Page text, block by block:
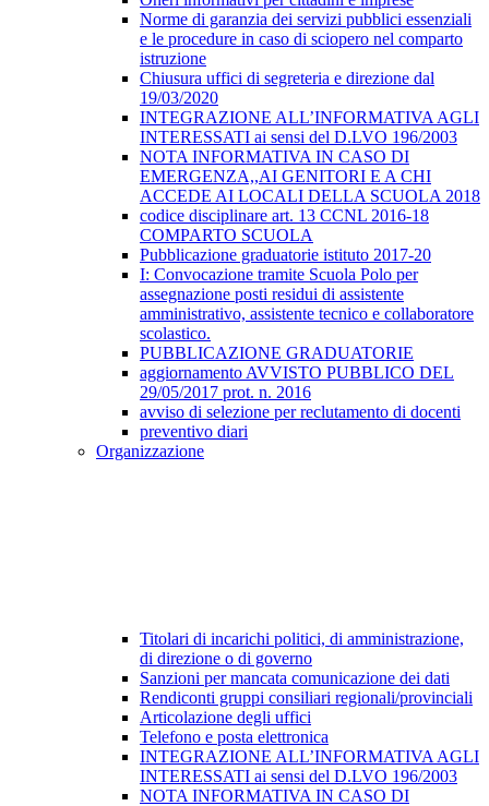
Norme di garanzia dei servizi pubblici essenziali
e le procedure in caso di sciopero nel comparto
istruzione
Chiusura uffici di segreteria e direzione dal
19/03/2020
INTEGRAZIONE ALL’INFORMATIVA AGLI
INTERESSATI ai sensi del D.LVO 196/2003
NOTA INFORMATIVA IN CASO DI
EMERGENZA,,AI GENITORI E A CHI
ACCEDE AI LOCALI DELLA SCUOLA 2018
codice disciplinare art. 13 CCNL 2016-18
COMPARTO SCUOLA
Pubblicazione graduatorie istituto 2017-20
I: Convocazione tramite Scuola Polo per
assegnazione posti residui di assistente
amministrativo, assistente tecnico e collaboratore
scolastico.
PUBBLICAZIONE GRADUATORIE
aggiornamento AVVISTO PUBBLICO DEL
29/05/2017 prot. n. 2016
avviso di selezione per reclutamento di docenti
preventivo diari
Organizzazione
Titolari di incarichi politici, di amministrazione,
di direzione o di governo
Sanzioni per mancata comunicazione dei dati
Rendiconti gruppi consiliari regionali/provinciali
Articolazione degli uffici
Telefono e posta elettronica
INTEGRAZIONE ALL’INFORMATIVA AGLI
INTERESSATI ai sensi del D.LVO 196/2003
NOTA INFORMATIVA IN CASO DI